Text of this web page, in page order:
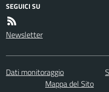
SEGUICI SU
Newsletter
Dati monitoraggio
Mappa del Sito